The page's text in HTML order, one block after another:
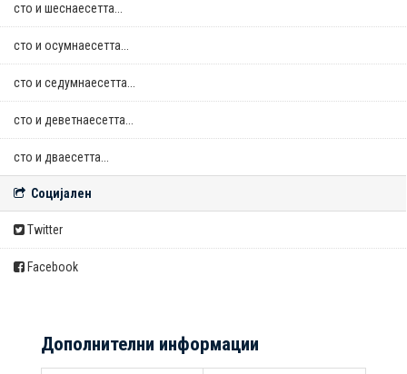
сто и шеснаесетта...
сто и осумнaесетта...
сто и седумнаесетта...
сто и деветнаесетта...
сто и дваесетта...
Социјален
Twitter
Facebook
Дополнителни информации